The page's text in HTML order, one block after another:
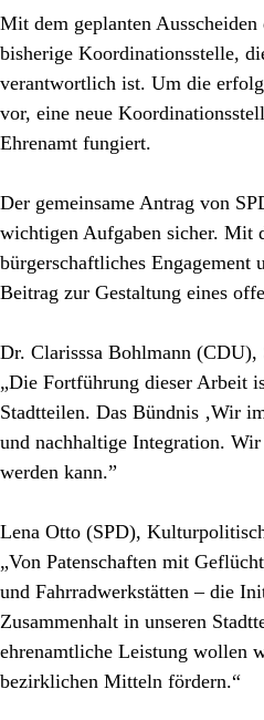
Mit dem geplanten
bisherige Koordinationsstelle,
verantwortlich ist. Um die
vor, eine neue
Ehrenamt fungiert.
Der gemeinsame Antrag von
wichtigen Aufgaben sicher. Mit
bürgerschaftliches
Beitrag zur Gestaltung eines
Dr. Clarisssa Bohlmann (CDU),
„Die Fortführung dieser Arbeit
Stadtteilen. Das Bündnis ‚Wir
und nachhaltige Integration.
werden kann.”
Lena Otto (SPD),
„Von Patenschaften mit
und Fahrradwerkstätten – die
Zusammenhalt in unseren
ehrenamtliche Leistung wollen
bezirklichen Mitteln fördern.“